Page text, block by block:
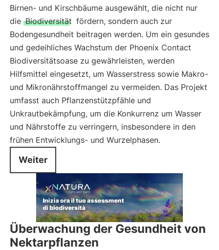
Birnen- und Kirschbäume ausgewählt, die nicht nur
die Biodiversität fördern, sondern auch zur
Bodengesundheit beitragen werden. Um ein gesundes
und gedeihliches Wachstum der Phoenix Contact
Biodiversitätsoase zu gewährleisten, werden
Hilfsmittel eingesetzt, um Wasserstress sowie Makro-
und Mikronährstoffmangel zu vermeiden. Das Projekt
umfasst auch Pflanzenstützpfähle und
Unkrautbekämpfung, um die Konkurrenz um Wasser
und Nährstoffe zu verringern, insbesondere in den
frühen Entwicklungs- und Wurzelphasen.
Weiter
Überwachung der Gesundheit von
Nektarpflanzen